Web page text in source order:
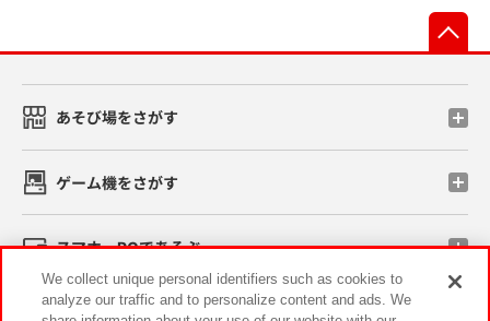
あそび場をさがす
ゲーム機をさがす
スマホ・PCであそぶ
イベント・キャンペーン
We collect unique personal identifiers such as cookies to
analyze our traffic and to personalize content and ads. We